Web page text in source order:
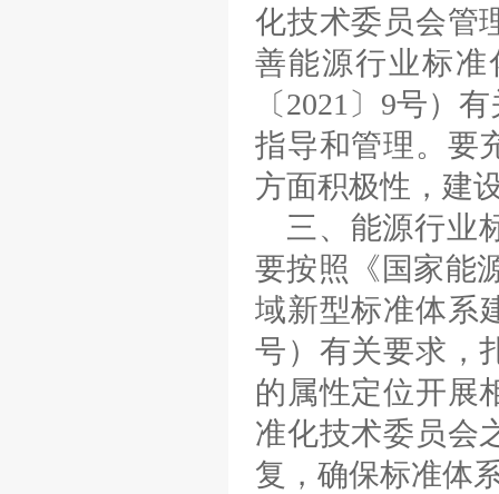
化技术委员会管
善能源行业标
〔2021〕9号）
指导和管理。要
方面积极性，建
三、能源行业
要按照《国家能
域新型标准体系
号）有关要求，
的属性定位开展
准化技术委员会
复，确保标准体